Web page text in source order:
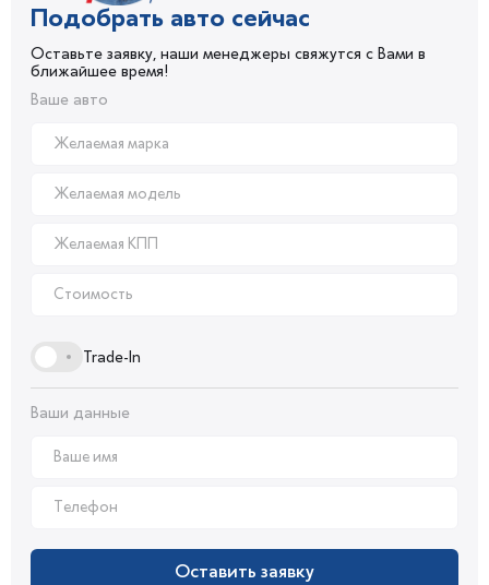
Подобрать авто сейчас
Оставьте заявку, наши менеджеры свяжутся с Вами в
ближайшее время!
Ваше авто
Trade-In
Ваши данные
Оставить заявку